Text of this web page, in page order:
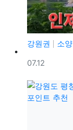
강원권
소양
등록일
07.12